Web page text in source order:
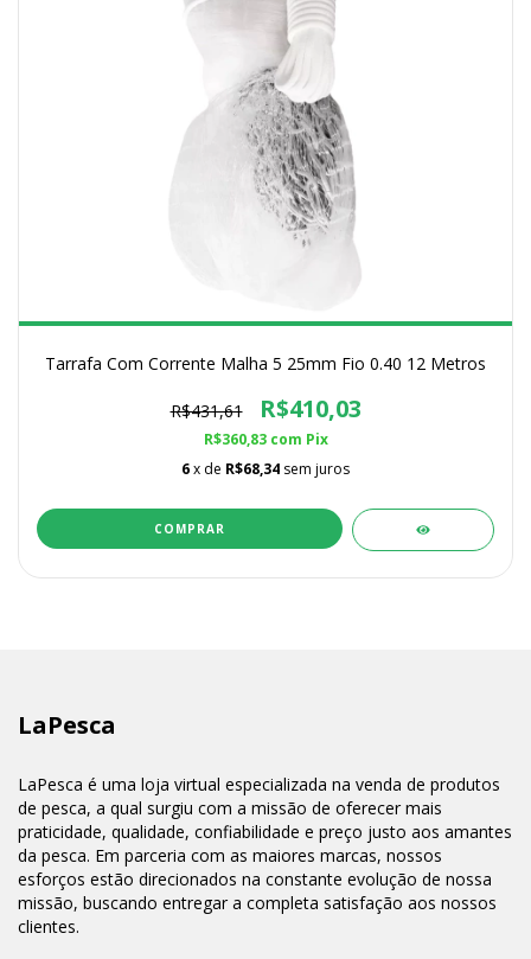
Tarrafa Com Corrente Malha 5 25mm Fio 0.40 12 Metros
R$431,61 R$410,03
R$360,83 com Pix
6x de R$68,34 sem juros
LaPesca
LaPesca é uma loja virtual especializada na venda de produtos
de pesca, a qual surgiu com a missão de oferecer mais
praticidade, qualidade, confiabilidade e preço justo aos amantes
da pesca. Em parceria com as maiores marcas, nossos
esforços estão direcionados na constante evolução de nossa
missão, buscando entregar a completa satisfação aos nossos
clientes.